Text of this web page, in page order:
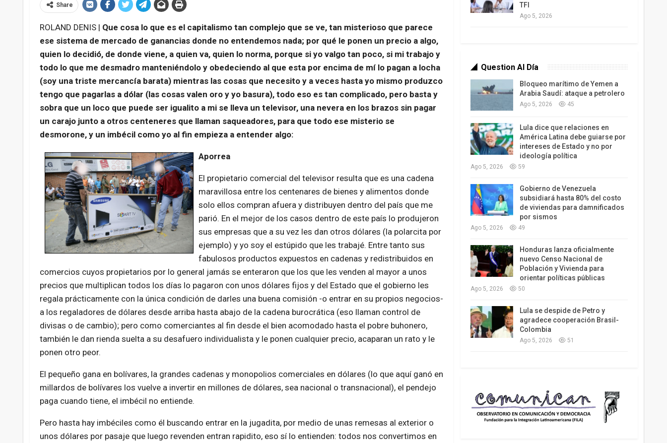
Share
ROLAND DENIS | Que cosa lo que es el capitalismo tan complejo que se ve, tan misterioso que parece
ese sistema de mercado de ganancias donde no entendemos nada; por qué le ponen un precio a algo,
quien lo decidió, de donde viene, a quien va, quien lo norma, porque si yo valgo tan poco, si mi trabajo y
todo lo que me desmadro manteniéndolo y obedeciendo al que esta por encima de mí lo pagan a locha
(soy una triste mercancía barata) mientras las cosas que necesito y a veces hasta yo mismo produzco
tengo que pagarlas a dólar (las cosas valen oro y yo basura), todo eso es tan complicado, pero basta y
sobra que un loco que puede ser igualito a mi se lleva un televisor, una nevera en los brazos sin pagar
un carajo junto a otros centeneres que llaman saqueadores, para que todo ese misterio se
desmorone, y un imbécil como yo al fin empieza a entender algo:
Aporrea
El propietario comercial del televisor resulta que es una cadena
maravillosa entre los centenares de bienes y alimentos donde
solo ellos compran afuera y distribuyen dentro del país que me
parió. En el mejor de los casos dentro de este país lo produjeron
sus empresas que a su vez les dan otros dólares (la polarcita por
ejemplo) y yo soy el estúpido que les trabajé. Entre tanto sus
fabulosos productos expuestos en cadenas y redistribuidos en
comercios cuyos propietarios por lo general jamás se enteraron que los que les venden al mayor a unos
precios que multiplican todos los días lo pagaron con unos dólares fijos y del Estado que el gobierno les
regala prácticamente con la única condición de darles una buena comisión -o entrar en su propios negocios-
a los regaladores de dólares desde arriba hasta abajo de la cadena burocrática (eso llaman control de
divisas o de cambio); pero como comerciantes al fin desde el bien acomodado hasta el pobre buhonero,
también le dan rienda suelta a su desafuero individualista y le ponen cualquier precio, acaparan un rato y le
ponen otro peor.
El pequeño gana en bolívares, la grandes cadenas y monopolios comerciales en dólares (lo que aquí ganó en
millardos de bolívares los vuelve a invertir en millones de dólares, sea nacional o transnacional), el pendejo
paga cuando tiene, el imbécil no entiende.
Pero hasta hay imbéciles como él buscando entrar en la jugadita, por medio de unas remesas al exterior o
unos dólares por pasaje que luego revenden entran rapidito, eso sí lo entienden: todos nos convertimos en
TFI
Ago 5, 2026
Question Al Día
Bloqueo marítimo de Yemen a
Arabia Saudí: ataque a petrolero
Ago 5, 2026 45
Lula dice que relaciones en
América Latina debe guiarse por
intereses de Estado y no por
ideología política
Ago 5, 2026 59
Gobierno de Venezuela
subsidiará hasta 80% del costo
de viviendas para damnificados
por sismos
Ago 5, 2026 49
Honduras lanza oficialmente
nuevo Censo Nacional de
Población y Vivienda para
orientar políticas públicas
Ago 5, 2026 50
Lula se despide de Petro y
agradece cooperación Brasil-
Colombia
Ago 5, 2026 51